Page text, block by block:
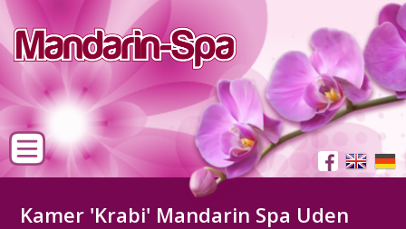
Kamer 'Krabi' Mandarin Spa Uden